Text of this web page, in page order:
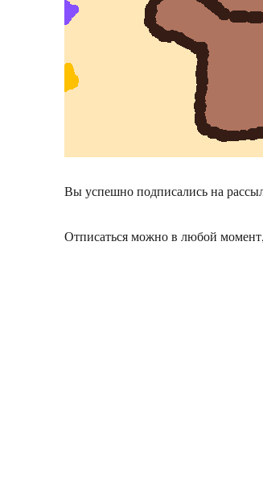
Вы успешно подписались на
Отписаться можно в любой